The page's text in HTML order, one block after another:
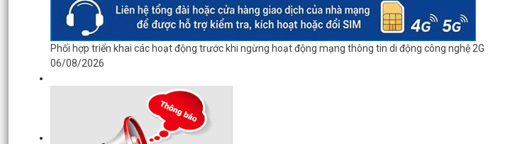
Phối hợp triển khai các hoạt động trước khi ngừng hoạt động mạng thông tin di động công nghệ 2G
06/08/2026